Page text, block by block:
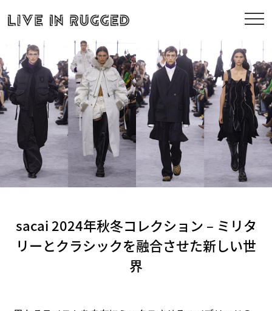
sacai 2024年秋冬コレクション – ミリタ
リーとクラシックを融合させた新しい世
界